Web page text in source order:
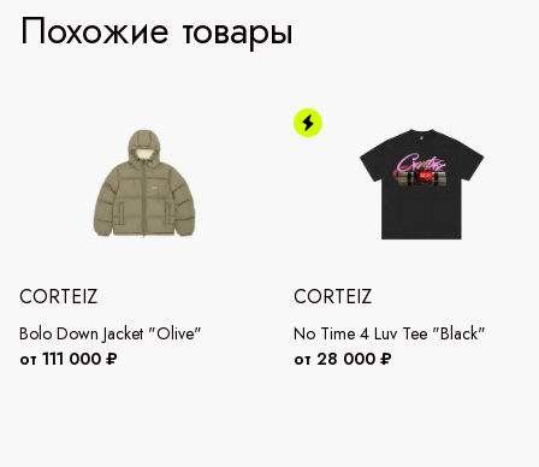
Похожие товары
CORTEIZ
Bolo Down Jacket "Olive"
от 111 000 ₽
CORTEIZ
No Time 4 Luv Tee "Black"
от 28 000 ₽